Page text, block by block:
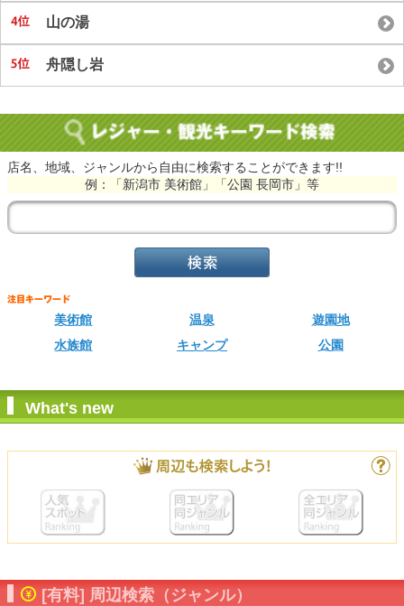
山の湯
舟隠し岩
店名、地域、ジャンルから自由に検索することができます!!
例：「新潟市 美術館」「公園 長岡市」等
美術館 温泉
遊園地
水族館
キャンプ 公園
What's new
[有料] 周辺検索（ジャンル）